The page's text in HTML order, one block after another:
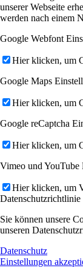
unserer Webseite
werden nach einem
Google Webfont
Hier klicken, um
Google Maps
Hier klicken, um
Google reCaptcha
Hier klicken, um
Vimeo und YouTube
Hier klicken, um
Datenschutzrichtlinie
Sie können unsere
unseren
Datenschutz
Einstellungen